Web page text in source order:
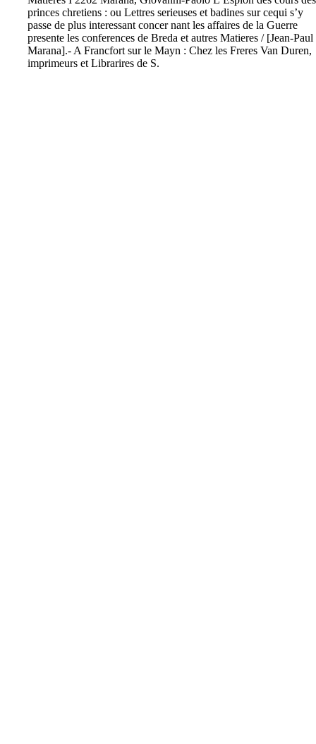
princes chretiens : ou Lettres serieuses et badines sur cequi s’y
passe de plus interessant concer nant les affaires de la Guerre
presente les conferences de Breda et autres Matieres / [Jean-Paul
Marana].- A Francfort sur le Mayn : Chez les Freres Van Duren,
imprimeurs et Librarires de S.